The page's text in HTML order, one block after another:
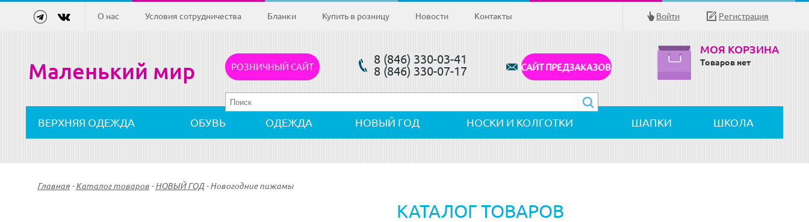
О нас Условия сотрудничества Бланки Купить в розницу Новости Контакты Войти Регистрация
Маленький мир РОЗНИЧНЫЙ САЙТ
8 (846) 330-03-41
8 (846) 330-07-17
САЙТ ПРЕДЗАКАЗОВ
МОЯ КОРЗИНА
Товаров нет
ВЕРХНЯЯ ОДЕЖДА ОБУВЬ ОДЕЖДА НОВЫЙ ГОД НОСКИ И КОЛГОТКИ ШАПКИ ШКОЛА
Главная - Каталог товаров - НОВЫЙ ГОД - Новогодние пижамы
КАТАЛОГ ТОВАРОВ